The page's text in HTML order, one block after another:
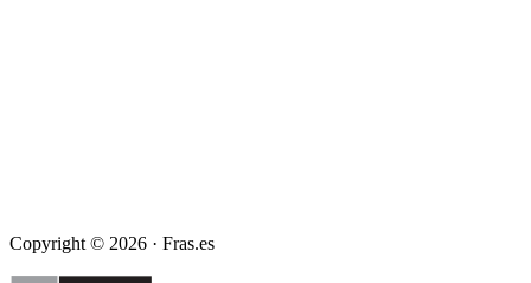
Copyright © 2026 · Fras.es